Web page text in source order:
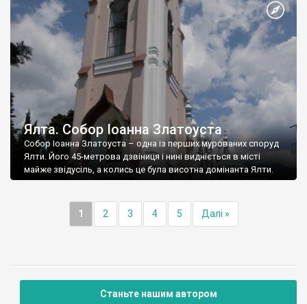
Ялта. Собор Іоанна Златоуста
Собор Іоанна Златоуста – одна із перших мурованих споруд
Ялти. Його 45-метрова дзвіниця і нині видніється в місті
майже звідусіль, а колись це була висотна домінанта Ялти.
1 2 3 4 5 Далі »
Станьте нашим автором